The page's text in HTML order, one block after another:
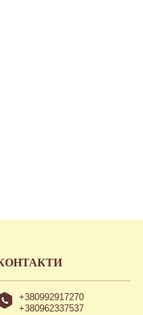
+380992917270
+380962337537